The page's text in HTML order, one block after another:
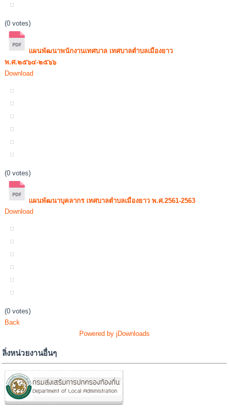
(0 votes)
แผนพัฒนาพนักงานเทศบาล เทศบาลตำบลเมืองยาว
พ.ศ.๒๕๖๔-๒๕๖๖
Download
(0 votes)
แผนพัฒนาบุคลากร เทศบาลตำบลเมืองยาว พ.ศ.2561-2563
Download
(0 votes)
Back
Powered by jDownloads
ลิ่งหน่วยงานอื่นๆ